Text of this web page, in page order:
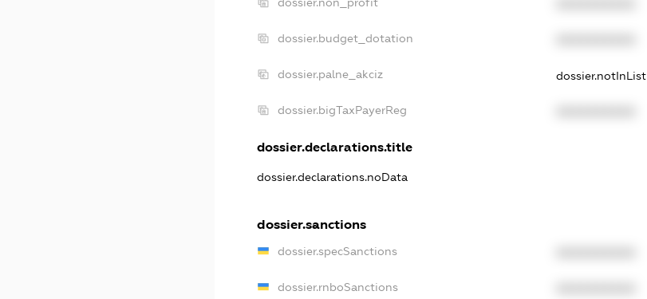
dossier.non_profit
dossier.budget_dotation
dossier.palne_akciz dossier.notInList
dossier.bigTaxPayerReg
dossier.declarations.title
dossier.declarations.noData
dossier.sanctions
dossier.specSanctions
dossier.rnboSanctions